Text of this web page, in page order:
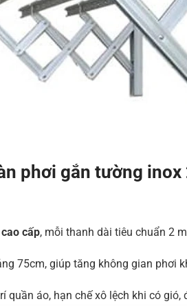
phơi gắn tường inox
cấp, mỗi thanh dài tiêu chuẩn 2
75cm, giúp tăng không gian
quần áo, hạn chế xô lệch khi có